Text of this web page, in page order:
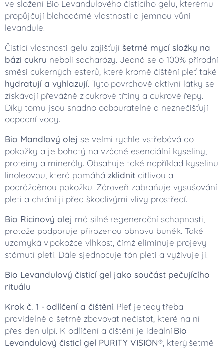
ve složení Bio Levandulového čisticího gelu, kterému
propůjčují blahodárné vlastnosti a jemnou vůni
levandule.
Čisticí vlastnosti gelu zajišťují šetrné mycí složky na
bázi cukru neboli sacharózy. Jedná se o 100% přírodní
směsi cukerných esterů, které kromě čištění pleť také
hydratují a vyhlazují. Tyto povrchově aktivní látky se
získávají převážně z cukrové třtiny a cukrové řepy.
Díky tomu jsou snadno odbouratelné a neznečišťují
odpadní vody.
Bio Mandlový olej se velmi rychle vstřebává do
pokožky a je bohatý na vzácné esenciální kyseliny,
proteiny a minerály. Obsahuje také například kyselinu
linoleovou, která pomáhá zklidnit citlivou a
podrážděnou pokožku. Zároveň zabraňuje vysušování
pleti a chrání ji před škodlivými vlivy prostředí.
Bio Ricinový olej má silné regenerační schopnosti,
protože podporuje přirozenou obnovu buněk. Také
uzamyká v pokožce vlhkost, čímž eliminuje projevy
stárnutí pleti. Dále sjednocuje tón pleti a vyživuje ji.
Bio Levandulový čisticí gel jako součást pečujícího
rituálu
Krok č. 1 - odlíčení a čištění. Pleť je tedy třeba
pravidelně a šetrně zbavovat nečistot, které na ní
přes den ulpí. K odlíčení a čištění je ideálníBio
Levandulový čisticí gel PURITY VISION® , který šetrně